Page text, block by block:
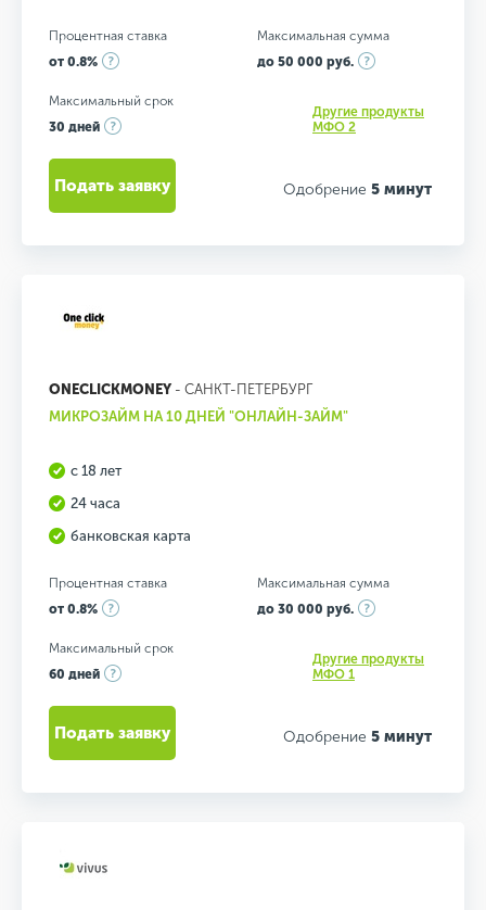
Процентная ставка
от 0.8%
Максимальная сумма
до 50 000 руб.
Максимальный срок
30 дней
Другие продукты
МФО 2
Одобрение 5 минут
Подать заявку
ONECLICKMONEY - САНКТ-ПЕТЕРБУРГ
МИКРОЗАЙМ НА 10 ДНЕЙ "ОНЛАЙН-ЗАЙМ"
с 18 лет
24 часа
банковская карта
Процентная ставка
от 0.8%
Максимальная сумма
до 30 000 руб.
Максимальный срок
60 дней
Другие продукты
МФО 1
Одобрение 5 минут
Подать заявку